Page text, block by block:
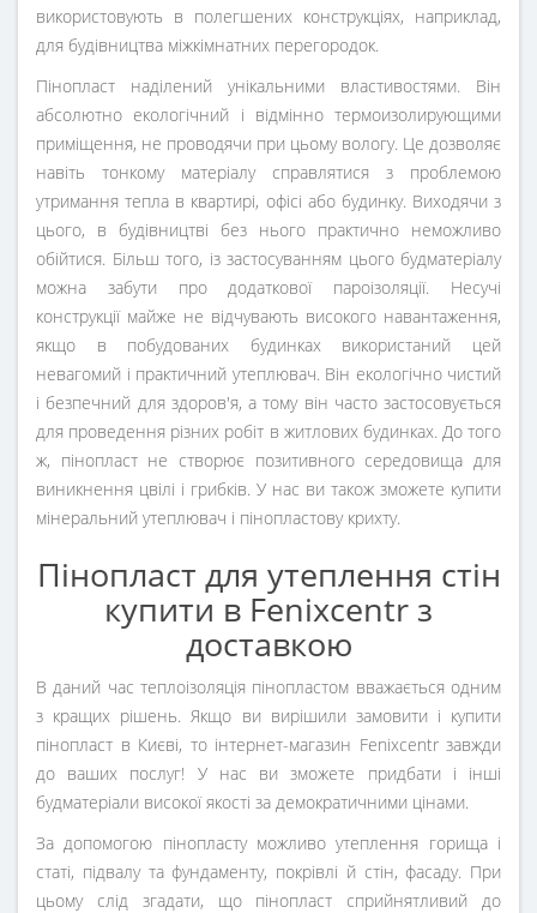
використовують в полегшених конструкціях, наприклад,
для будівництва міжкімнатних перегородок.
Пінопласт наділений унікальними властивостями. Він
абсолютно екологічний і відмінно термоизолирующими
приміщення, не проводячи при цьому вологу. Це дозволяє
навіть тонкому матеріалу справлятися з проблемою
утримання тепла в квартирі, офісі або будинку. Виходячи з
цього, в будівництві без нього практично неможливо
обійтися. Більш того, із застосуванням цього будматеріалу
можна забути про додаткової пароізоляції. Несучі
конструкції майже не відчувають високого навантаження,
якщо в побудованих будинках використаний цей
невагомий і практичний утеплювач. Він екологічно чистий
і безпечний для здоров'я, а тому він часто застосовується
для проведення різних робіт в житлових будинках. До того
ж, пінопласт не створює позитивного середовища для
виникнення цвілі і грибків. У нас ви також зможете купити
мінеральний утеплювач і пінопластову крихту.
Пінопласт для утеплення стін
купити в Fenixcentr з
доставкою
В даний час теплоізоляція пінопластом вважається одним
з кращих рішень. Якщо ви вирішили замовити і купити
пінопласт в Києві, то інтернет-магазин Fenixcentr завжди
до ваших послуг! У нас ви зможете придбати і інші
будматеріали високої якості за демократичними цінами.
За допомогою пінопласту можливо утеплення горища і
статі, підвалу та фундаменту, покрівлі й стін, фасаду. При
цьому слід згадати, що пінопласт сприйнятливий до